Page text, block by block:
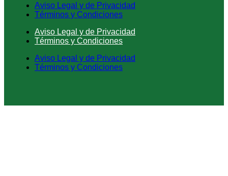
Aviso Legal y de Privacidad
Términos y Condiciones
Aviso Legal y de Privacidad
Términos y Condiciones
Aviso Legal y de Privacidad
Términos y Condiciones